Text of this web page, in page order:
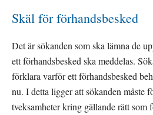
Skäl för förhandsbesked
Det är sökanden som ska lämna de
ett förhandsbesked ska meddelas.
förklara varför ett förhandsbesked
nu. I detta ligger att sökanden måste
tveksamheter kring gällande rätt som